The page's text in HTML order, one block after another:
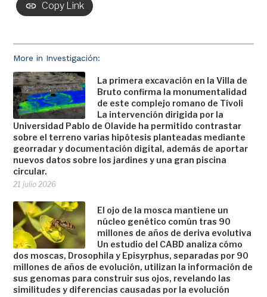
More in Investigación:
La primera excavación en la Villa de
Bruto confirma la monumentalidad
de este complejo romano de Tívoli
La intervención dirigida por la
Universidad Pablo de Olavide ha permitido contrastar
sobre el terreno varias hipótesis planteadas mediante
georradar y documentación digital, además de aportar
nuevos datos sobre los jardines y una gran piscina
circular.
21 julio 2026
El ojo de la mosca mantiene un
núcleo genético común tras 90
millones de años de deriva evolutiva
Un estudio del CABD analiza cómo
dos moscas, Drosophila y Episyrphus, separadas por 90
millones de años de evolución, utilizan la información de
sus genomas para construir sus ojos, revelando las
similitudes y diferencias causadas por la evolución
Copy Link